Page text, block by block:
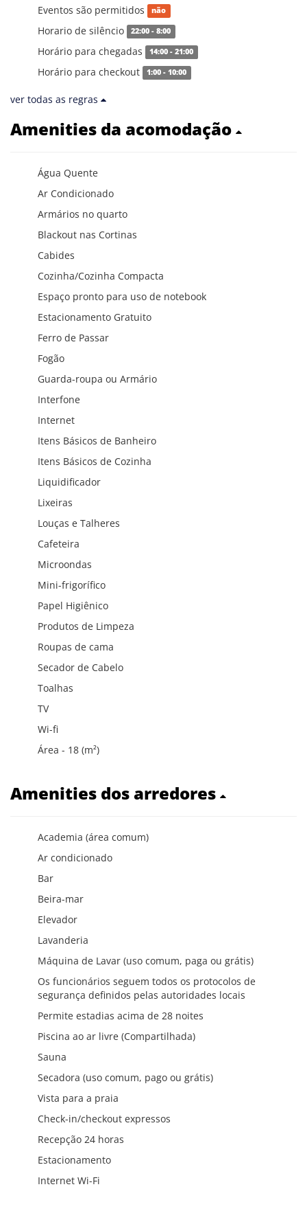
Eventos são permitidos não
Horario de silêncio 22:00 - 8:00
Horário para chegadas 14:00 - 21:00
Horário para checkout 1:00 - 10:00
ver todas as regras
Amenities da acomodação
Água Quente
Ar Condicionado
Armários no quarto
Blackout nas Cortinas
Cabides
Cozinha/Cozinha Compacta
Espaço pronto para uso de notebook
Estacionamento Gratuito
Ferro de Passar
Fogão
Guarda-roupa ou Armário
Interfone
Internet
Itens Básicos de Banheiro
Itens Básicos de Cozinha
Liquidificador
Lixeiras
Louças e Talheres
Cafeteira
Microondas
Mini-frigorífico
Papel Higiênico
Produtos de Limpeza
Roupas de cama
Secador de Cabelo
Toalhas
TV
Wi-fi
Área - 18 (m²)
Amenities dos arredores
Academia (área comum)
Ar condicionado
Bar
Beira-mar
Elevador
Lavanderia
Máquina de Lavar (uso comum, paga ou grátis)
Os funcionários seguem todos os protocolos de
segurança definidos pelas autoridades locais
Permite estadias acima de 28 noites
Piscina ao ar livre (Compartilhada)
Sauna
Secadora (uso comum, pago ou grátis)
Vista para a praia
Check-in/checkout expressos
Recepção 24 horas
Estacionamento
Internet Wi-Fi